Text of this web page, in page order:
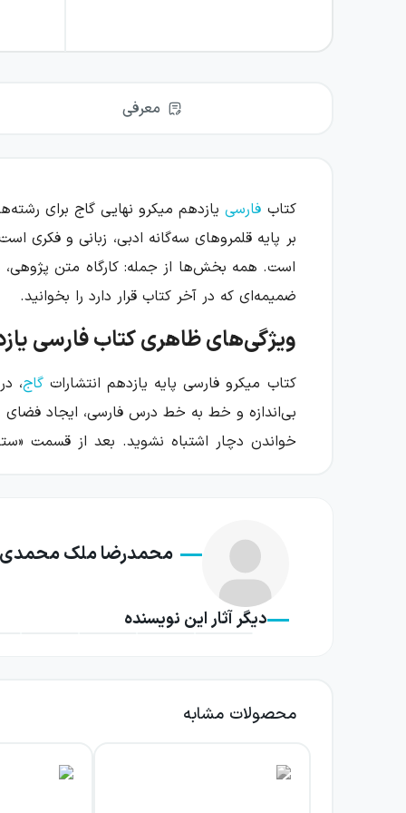
معرفی
کتاب فارسییازدهم میکرو نهایی گاج برای
بر پایه قلمروهای سه‌گانه ادبی، زبانی و فکری
است. همه بخش‌ها از جمله: کارگاه متن پژوهی،
ضمیمه‌ای که در آخر کتاب قرار دارد را بخوانید.
ویژگی‌های ظاهری کتاب فارسی
کتاب میکرو فارسی پایه یازدهم انتشاراتگاج، در ۳۲۸ صفحه
بی‌اندازه و خط به خط درس فارسی، ایجاد فضای
محمدرضا ملک محمدی
دیگر آثار این نویسنده
محصولات مشابه